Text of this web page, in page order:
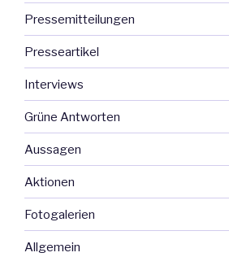
Pressemitteilungen
Presseartikel
Interviews
Grüne Antworten
Aussagen
Aktionen
Fotogalerien
Allgemein